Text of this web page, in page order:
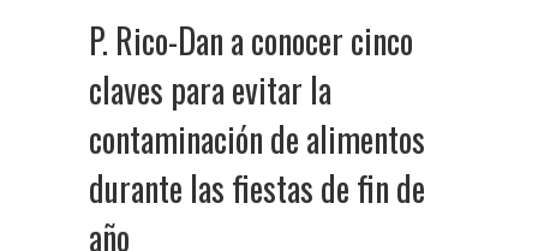
P. Rico-Dan a conocer cinco
claves para evitar la
contaminación de alimentos
durante las fiestas de fin de
año